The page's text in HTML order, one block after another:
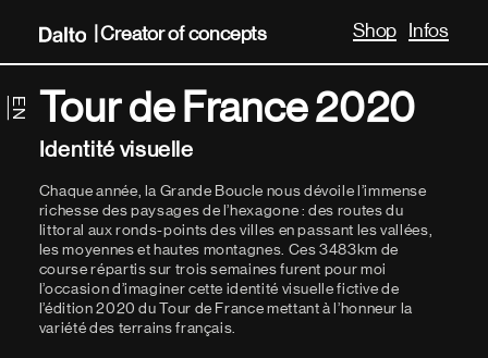
| Creator of ideas Shop Infos
Tour de France 2020
Identité visuelle
Chaque année, la Grande Boucle nous dévoile l’immense
richesse des paysages de l’hexagone : des routes du
littoral aux ronds-points des villes en passant les vallées,
les moyennes et hautes montagnes. Ces 3483km de
course répartis sur trois semaines furent pour moi
l’occasion d’imaginer cette identité visuelle fictive de
l’édition 2020 du Tour de France mettant à l’honneur la
variété des terrains français.